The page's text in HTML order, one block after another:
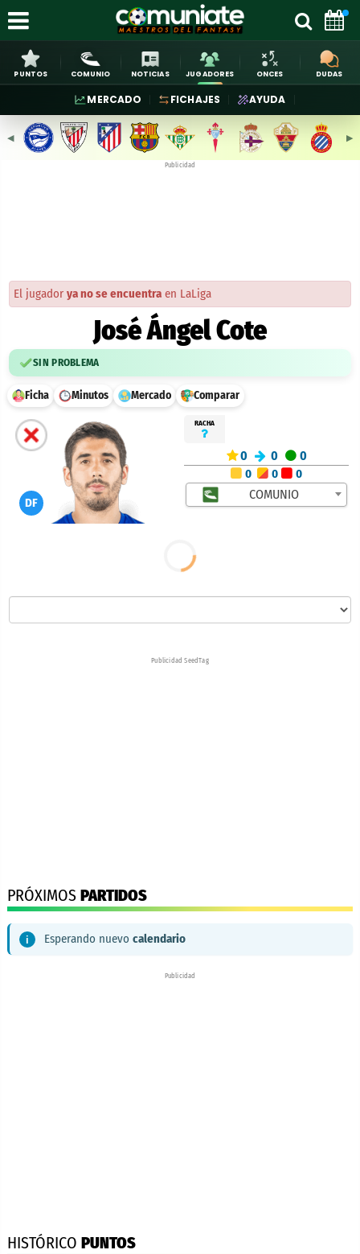
PUNTOS COMUNIO NOTICIAS JUGADORES ONCES DUDAS
MERCADO FICHAJES AYUDA
◀︎ ▶︎
Publicidad
El jugador ya no se encuentra en LaLiga
José Ángel Cote
SIN PROBLEMA
Ficha Minutos Mercado Comparar
DF
RACHA
0 0 0
0 0 0
COMUNIO
Publicidad SeedTag
PRÓXIMOS PARTIDOS
Esperando nuevo calendario
Publicidad
HISTÓRICO PUNTOS